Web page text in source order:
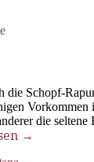
die Schopf-
die seltene
→